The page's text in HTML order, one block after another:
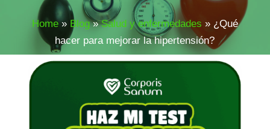
Home» Blog»Salud y enfermedades » ¿Qué
hacer para mejorar la hipertensión?